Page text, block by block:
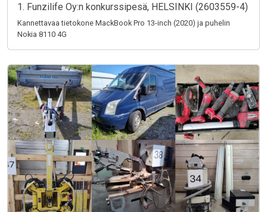
1. Funzilife Oy:n konkurssipesä, HELSINKI (2603559-4)
Kannettavaa tietokone MackBook Pro 13-inch (2020) ja puhelin
Nokia 8110 4G